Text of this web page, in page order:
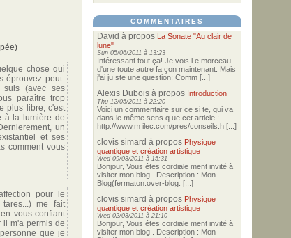
chose qui
éprouvez peut-
(avec ses
paraître trop
plus libre, c'est
à la lumière de
un
et ses
comment vous
pour le
me fait
vous confiant
il m'a permis de
que je
COMMENTAIRES
David à propos La Sonate "Au clair de
lune"
Sun 05/06/2011 à 13:23
Intéressant tout ça! Je vois l e morceau
d'une toute autre fa çon maintenant. Mais
j'ai ju ste une question: Comm [...]
Alexis Dubois à propos Introduction
Thu 12/05/2011 à 22:20
Voici un commentaire sur ce si te, qui va
dans le même sens q ue cet article :
http://www.m ilec.com/pres/conseils.h [...]
clovis simard à propos Physique
quantique et création artistique
Wed 09/03/2011 à 15:31
Bonjour, Vous êtes cordiale ment invité à
visiter mon blog . Description : Mon
Blog(fermaton.over-blog. [...]
clovis simard à propos Physique
quantique et création artistique
Wed 02/03/2011 à 21:10
Bonjour, Vous êtes cordiale ment invité à
visiter mon blog . Description : Mon